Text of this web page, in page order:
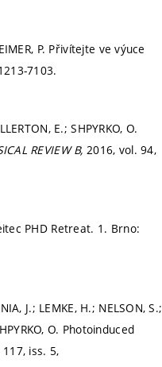
P. Přivítejte ve výuce
7103.
E.; SHPYRKO, O.
REVIEW B, 2016, vol. 94,
PHD Retreat. 1. Brno:
J.; LEMKE, H.; NELSON, S.;
O. Photoinduced
iss. 5,